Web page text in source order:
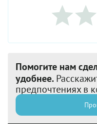
Помогите нам
удобнее.
предпочтениях в